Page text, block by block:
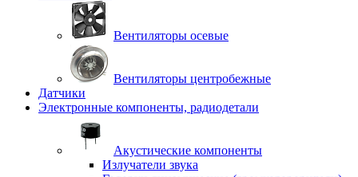
Вентиляторы осевые
Вентиляторы центробежные
Датчики
Электронные компоненты, радиодетали
Акустические компоненты
Излучатели звука